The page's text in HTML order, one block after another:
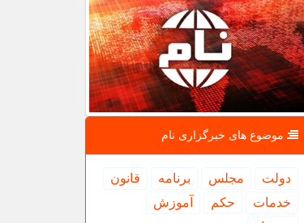
موضوع های خبرگزاری نام
دولت مجلس برنامه
قانون
خدمات
حكم
آموزش